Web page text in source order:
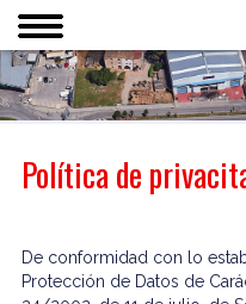
Política de
De conformidad con lo
Protección de Datos de